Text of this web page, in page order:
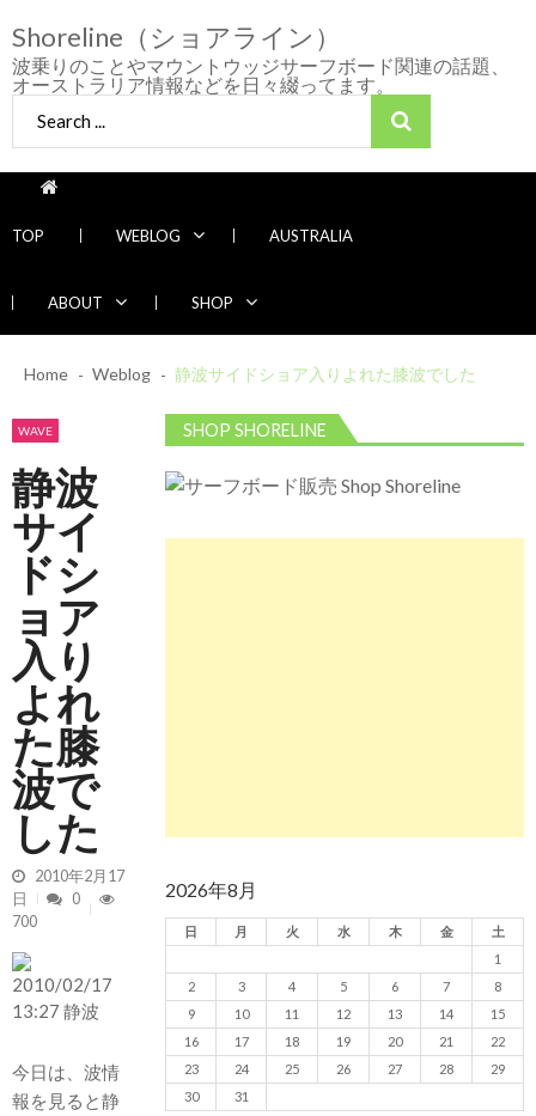
to
navigation
to
content
Shoreline（ショアライン）
波乗りのことやマウントウッジサーフボード関連の話題、
オーストラリア情報などを日々綴ってます。
for:
TOP WEBLOG AUSTRALIA
ABOUT SHOP
Recent News
多め
2026/6/4 静波 風弱く見た目よりできました
2026年6月4日
2026/5/25 御前崎方面 カレント強くブレイ
Home Weblog 静波サイドショア入りよれた膝波でした
WAVE
静波
サイ
ドシ
ョア
入り
よれ
た膝
波で
した
2010年2月17
日
0
700
今日は、波情
報を見ると静
SHOP SHORELINE
2026年8月
日 月 火 水 木 金
土
1
2
3 4 5 6 7
8
9
10 11 12 13 14
15
16
17 18 19 20 21
22
23
24 25 26 27 28
29
30
31